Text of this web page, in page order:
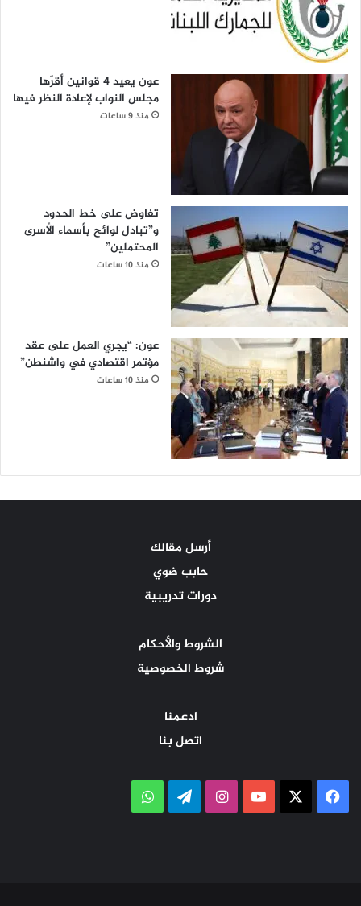
عون يعيد 4 قوانين أقرّها
مجلس النواب لإعادة النظر فيها
منذ 9 ساعات
تفاوض على خط الحدود
و”تبادل لوائح بأسماء الأسرى
المحتملين”
منذ 10 ساعات
عون: “يجري العمل على عقد
مؤتمر اقتصادي في واشنطن”
منذ 10 ساعات
أرسل مقالك
حابب ضوي
دورات تدريبية
الشروط والأحكام
شروط الخصوصية
ادعمنا
اتصل بنا
فيسبوك ‫YouTubeانستقرامتيلقرامواتساب